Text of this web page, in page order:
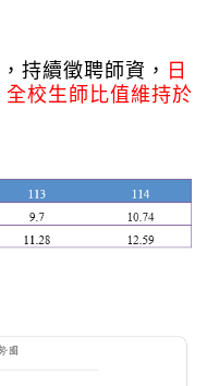
持續徵聘師資， 日
校生師比值維持於